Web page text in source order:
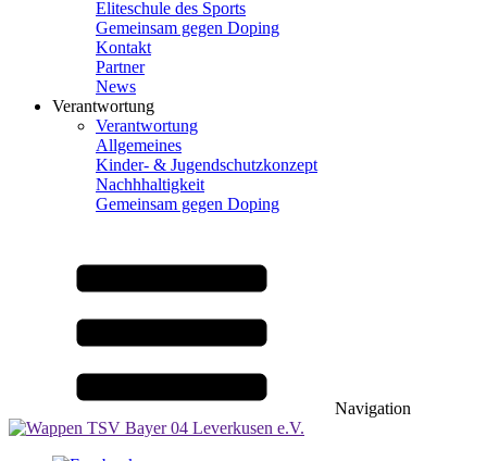
Eliteschule des Sports
Gemeinsam gegen Doping
Kontakt
Partner
News
Verantwortung
Verantwortung
Allgemeines
Kinder- & Jugendschutzkonzept
Nachhhaltigkeit
Gemeinsam gegen Doping
Navigation